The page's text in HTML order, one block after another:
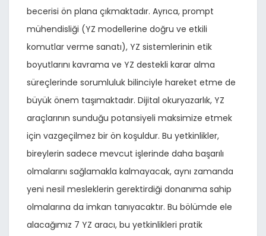
becerisi ön plana çıkmaktadır. Ayrıca, prompt
mühendisliği (YZ modellerine doğru ve etkili
komutlar verme sanatı), YZ sistemlerinin etik
boyutlarını kavrama ve YZ destekli karar alma
süreçlerinde sorumluluk bilinciyle hareket etme de
büyük önem taşımaktadır. Dijital okuryazarlık, YZ
araçlarının sunduğu potansiyeli maksimize etmek
için vazgeçilmez bir ön koşuldur. Bu yetkinlikler,
bireylerin sadece mevcut işlerinde daha başarılı
olmalarını sağlamakla kalmayacak, aynı zamanda
yeni nesil mesleklerin gerektirdiği donanıma sahip
olmalarına da imkan tanıyacaktır. Bu bölümde ele
alacağımız 7 YZ aracı, bu yetkinlikleri pratik